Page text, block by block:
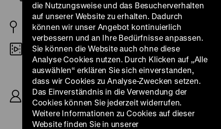
D/FR 1931
DCP
R: Georg Wilhelm Pabst, B: Ladislaus Vajda,
Herbert Rappaport, Karl Otten, Peter Martin
Lampel, Anna Gmeyner (ungenannt), K: Fritz Arno
Wagner, Robert Baberske, D: Alexander Granach,
Andrée Ducret, Fritz Kampers, Ernst Busch, Daniel
Mendaille, Elisabeth Wendt, 89‘
die Nutzungsweise und das Besucherverhalten
auf unserer Website zu erhalten. Dadurch
können wir unser Angebot kontinuierlich
verbessern und an Ihre Bedürfnisse anpassen.
Sie können die Website auch ohne diese
Analyse Cookies nutzen. Durch Klicken auf „Alle
auswählen“ erklären Sie sich einverstanden,
dass wir Cookies zu Analyse-Zwecken setzen.
Das Einverständnis in die Verwendung der
Cookies können Sie jederzeit widerrufen.
Weitere Informationen zu Cookies auf dieser
Website finden Sie in unserer